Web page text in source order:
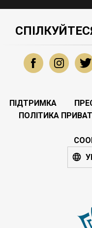
ПІДТРИМКА
ПОЛІТИКА